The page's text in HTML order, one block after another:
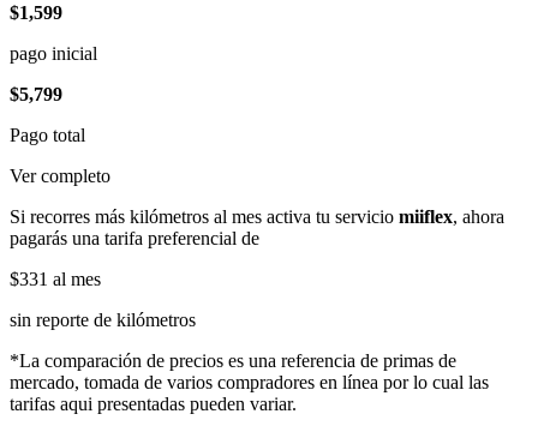
$1,599
pago inicial
$5,799
Pago total
Ver completo
Si recorres más kilómetros al mes activa tu servicio miiflex, ahora
pagarás una tarifa preferencial de
$331 al mes
sin reporte de kilómetros
*La comparación de precios es una referencia de primas de
mercado, tomada de varios compradores en línea por lo cual las
tarifas aqui presentadas pueden variar.